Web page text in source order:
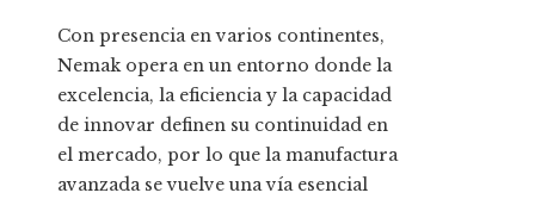
Con presencia en varios continentes,
Nemak opera en un entorno donde la
excelencia, la eficiencia y la capacidad
de innovar definen su continuidad en
el mercado, por lo que la manufactura
avanzada se vuelve una vía esencial